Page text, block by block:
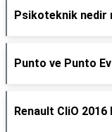
Psikoteknik nedir
Punto ve Punto
Renault CliO